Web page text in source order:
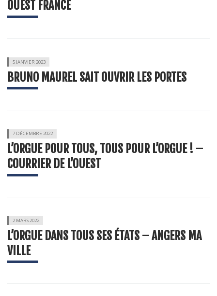
OUEST FRANCE
5 JANVIER 2023
BRUNO MAUREL SAIT OUVRIR LES PORTES
7 DÉCEMBRE 2022
L’ORGUE POUR TOUS, TOUS POUR L’ORGUE ! –
COURRIER DE L’OUEST
2 MARS 2022
L’ORGUE DANS TOUS SES ÉTATS – ANGERS MA
VILLE